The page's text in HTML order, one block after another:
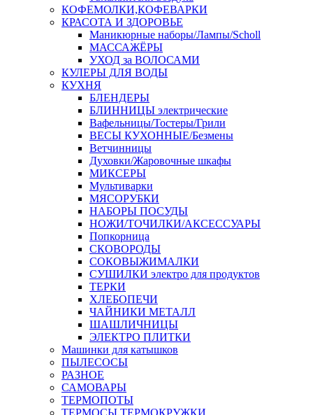
КОФЕМОЛКИ,КОФЕВАРКИ
КРАСОТА И ЗДОРОВЬЕ
Маникюрные наборы/Лампы/Scholl
МАССАЖЁРЫ
УХОД за ВОЛОСАМИ
КУЛЕРЫ ДЛЯ ВОДЫ
КУХНЯ
БЛЕНДЕРЫ
БЛИННИЦЫ электрические
Вафельницы/Тостеры/Грили
ВЕСЫ КУХОННЫЕ/Безмены
Ветчинницы
Духовки/Жаровочные шкафы
МИКСЕРЫ
Мультиварки
МЯСОРУБКИ
НАБОРЫ ПОСУДЫ
НОЖИ/ТОЧИЛКИ/АКСЕССУАРЫ
Попкорница
СКОВОРОДЫ
СОКОВЫЖИМАЛКИ
СУШИЛКИ электро для продуктов
ТЕРКИ
ХЛЕБОПЕЧИ
ЧАЙНИКИ МЕТАЛЛ
ШАШЛИЧНИЦЫ
ЭЛЕКТРО ПЛИТКИ
Машинки для катышков
ПЫЛЕСОСЫ
РАЗНОЕ
САМОВАРЫ
ТЕРМОПОТЫ
ТЕРМОСЫ,ТЕРМОКРУЖКИ